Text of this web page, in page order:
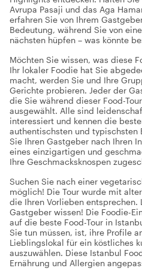
Avrupa Pasaji und das Aga
erfahren Sie von Ihrem
Bedeutung, während Sie von
nächsten hüpfen – was könnte
Möchten Sie wissen, was diese
Ihr lokaler Foodie hat Sie
macht, werden Sie und Ihre
Gerichte probieren. Jeder der
die Sie während dieser Food-
ausgewählt. Alle sind
interessiert und kennen die
authentischsten und typischsten
Sie Ihren Gastgeber nach Ihren
eines einzigartigen und
Ihre Geschmacksknospen
Suchen Sie nach einer
möglich! Die Tour wurde mit
die Ihren Vorlieben entsprechen.
Gastgeber wissen! Die Foodie-
auf die beste Food-Tour in
Sie tun müssen, ist, ihre Profile
Lieblingslokal für ein köstliches
auszuwählen. Diese Istanbul
Ernährung und Allergien